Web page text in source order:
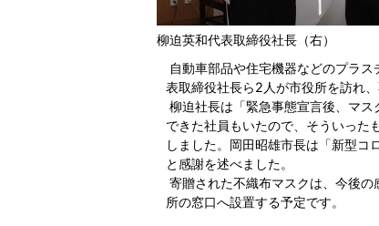
柳迫英和代表取締役社長（右）
自動車部品や住宅機器などのプラ
表取締役社長ら2人が市役所を訪れ
柳迫社長は「緊急事態宣言後、マ
できた社員もいたので、そういった
しました。岡田昭雄市長は「新型コ
と感謝を述べました。
寄贈された不織布マスクは、今後
所の窓口へ設置する予定です。